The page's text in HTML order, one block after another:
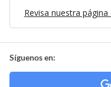
Revisa nuestra
Síguenos en: